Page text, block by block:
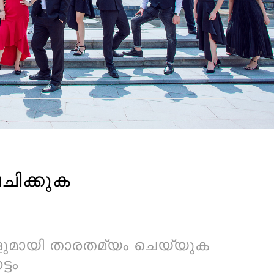
താരതമ്യം ചെയ്യുക